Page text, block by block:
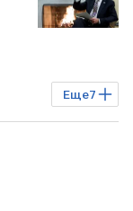
Еще7